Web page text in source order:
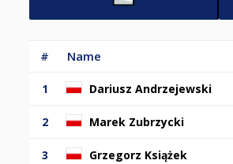
# Name
1 Dariusz Andrzejewski
2 Marek Zubrzycki
3 Grzegorz Książek